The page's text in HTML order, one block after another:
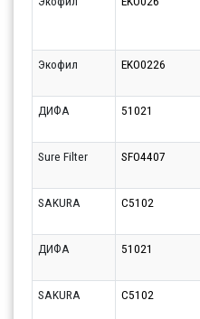
Экофил
EKO0226
ДИФА
51021
Sure Filter SFO4407
SAKURA C5102
ДИФА
51021
SAKURA
C5102